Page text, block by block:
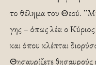
το θέλημα του Θεού.
γης – όπως λέει ο
και όπου κλέπται
Θησαυρίζετε θησαυρούς